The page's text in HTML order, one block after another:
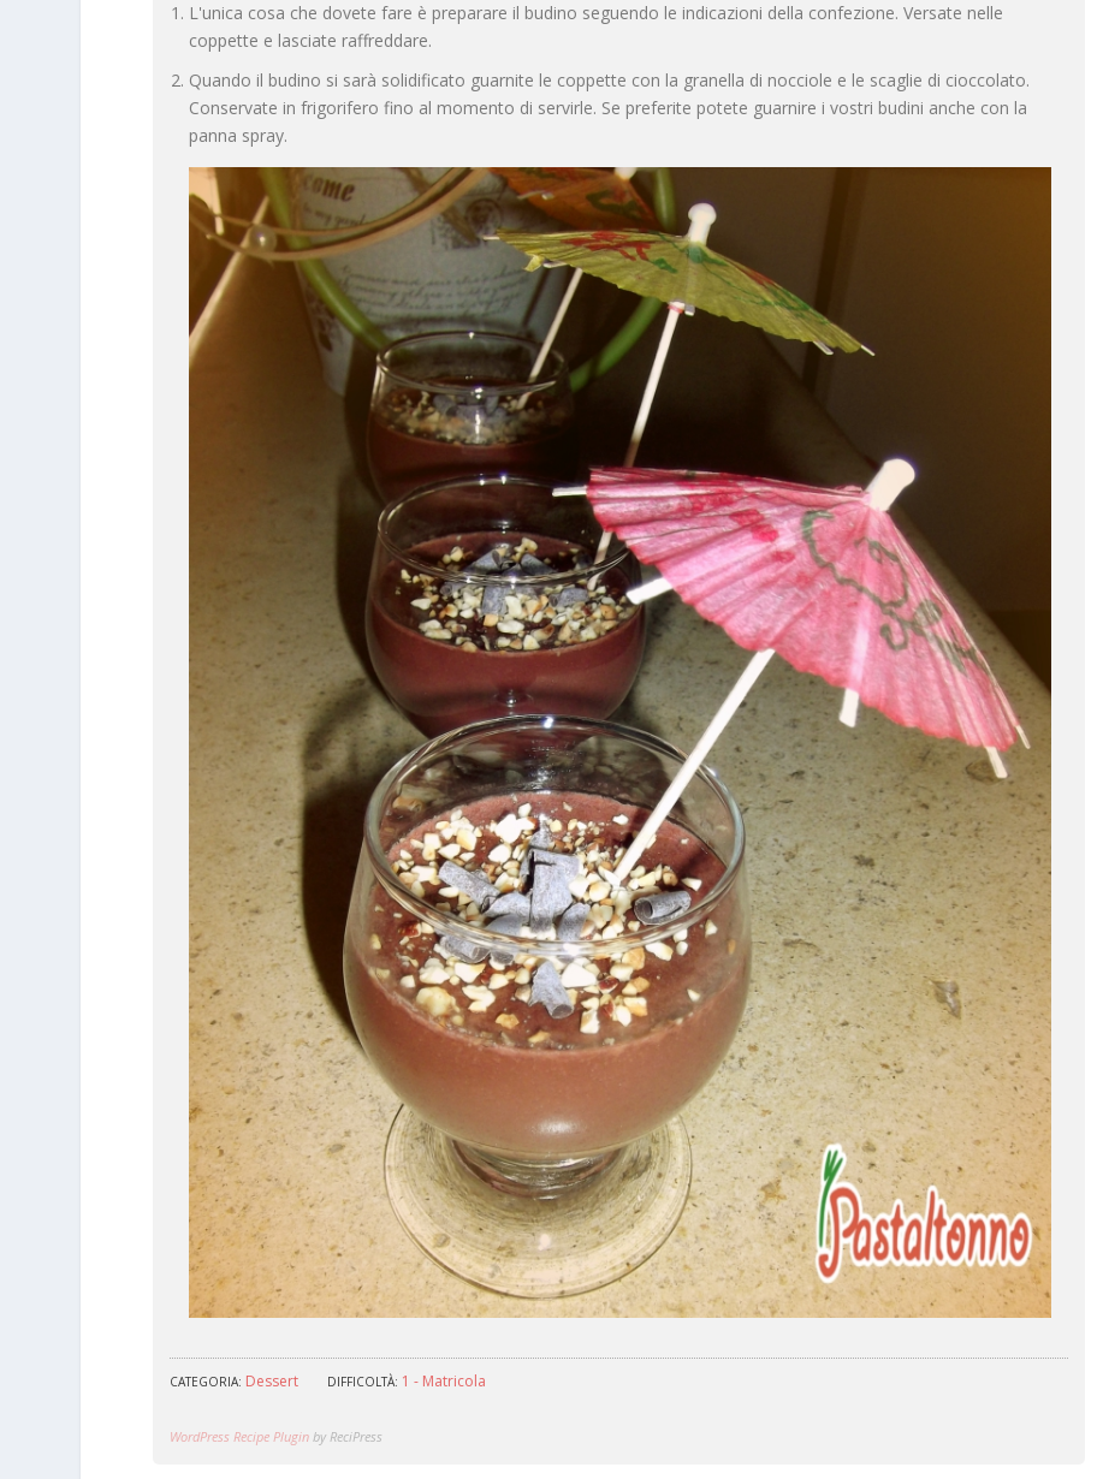
L'unica cosa che dovete fare è preparare il budino seguendo le indicazioni della confezione. Versate nelle
coppette e lasciate raffreddare.
Quando il budino si sarà solidificato guarnite le coppette con la granella di nocciole e le scaglie di cioccolato.
Conservate in frigorifero fino al momento di servirle. Se preferite potete guarnire i vostri budini anche con la
panna spray.
CATEGORIA: Dessert DIFFICOLTÀ: 1 - Matricola
WordPress Recipe Plugin by ReciPress